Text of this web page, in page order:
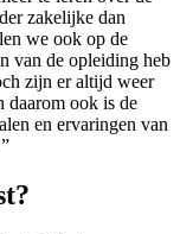
zakelijke dan
we ook op de
van de opleiding heb
zijn er altijd weer
daarom ook is de
en ervaringen van